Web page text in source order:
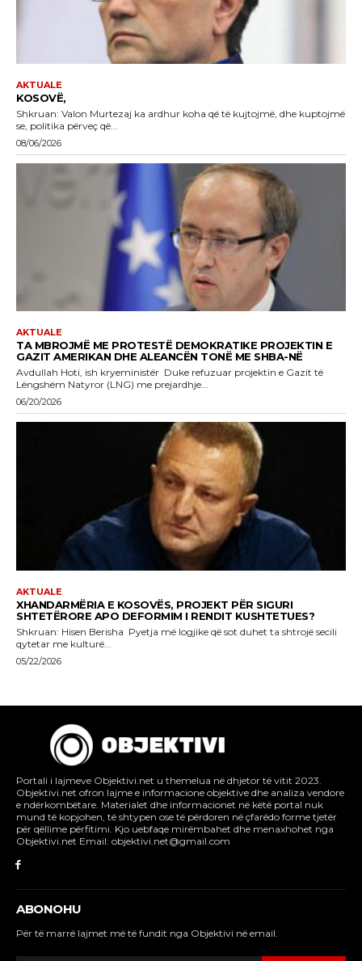
Portali i lajmeve Objektivi.net u themelua në dhjetor të vitit 2023.
Objektivi.net ofron lajme e informacione objektive dhe analiza vendore
e ndërkombëtare. Materialet dhe informacionet në këtë portal nuk
mund të kopjohen, të shtypen ose të përdoren në çfarëdo forme tjetër
për qëllime përfitimi. Kjo uebfaqe mirëmbahet dhe menaxhohet nga
Objektivi.net Email: objektivi.net@gmail.com
ABONOHU
Për të marrë lajmet më të fundit nga Objektivi në email.